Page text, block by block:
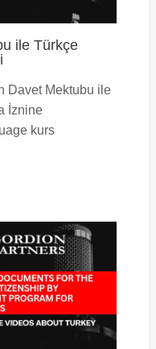
ile Türkçe
Davet Mektubu ile
İznine
kurs